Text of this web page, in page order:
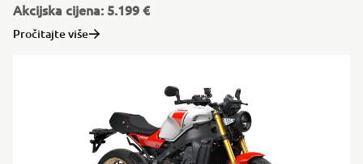
Akcijska cijena: 5.199 €
Pročitajte više